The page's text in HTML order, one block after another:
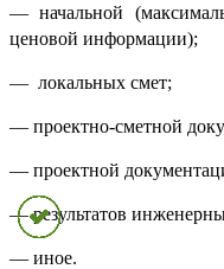
— начальной
ценовой информации);
— локальных смет;
— проектно-сметной
— проектной
— результатов
— иное.